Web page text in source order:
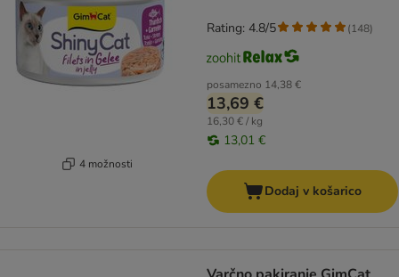
4 možnosti
posamezno 14,38 €
13,69 €
16,30 € / kg
13,01 €
Rating: 4.8/5 (148)
Dodaj v košarico